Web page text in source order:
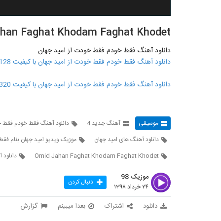
Faghat Khodam Faghat Khodet
دانلود آهنگ فقط خودم فقط خودت از امید جهان
دانلود آهنگ فقط خودم فقط خودت از امید جهان با کیفیت 128
دانلود آهنگ فقط خودم فقط خودت از امید جهان با کیفیت 320
موسیقی آهنگ جدید 4
دانلود آهنگ فقط خودم فقط
دانلود آهنگ های امید جهان
موزیک ویدیو امید جهان بنام
Omid Jahan Faghat Khodam Faghat Khodet
موزیک 98
۲۴ خرداد ۱۳۹۸ دنبال کردن
دانلود اشتراک بعدا میبینم گزارش